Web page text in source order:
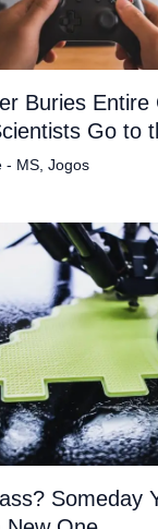
Buries Entire
Go to
- MS, Jogos
Someday